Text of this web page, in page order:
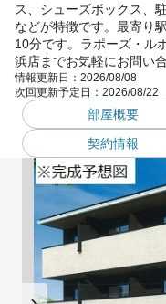
ス、シューズボックス、
などが特徴です。最寄り
10分です。ラポーズ・ル
浜店までお気軽にお問い
情報更新日： 2026/08/08
次回更新予定日： 2026/08/22
部屋概要
契約情報